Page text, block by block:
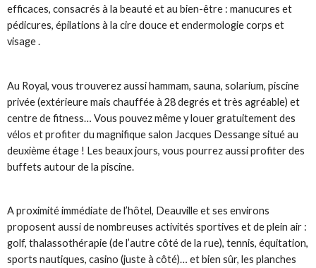
efficaces, consacrés à la beauté et au bien-être : manucures et
pédicures, épilations à la cire douce et endermologie corps et
visage .
Au Royal, vous trouverez aussi hammam, sauna, solarium, piscine
privée (extérieure mais chauffée à 28 degrés et très agréable) et
centre de fitness… Vous pouvez même y louer gratuitement des
vélos et profiter du magnifique salon Jacques Dessange situé au
deuxième étage ! Les beaux jours, vous pourrez aussi profiter des
buffets autour de la piscine.
A proximité immédiate de l’hôtel, Deauville et ses environs
proposent aussi de nombreuses activités sportives et de plein air :
golf, thalassothérapie (de l’autre côté de la rue), tennis, équitation,
sports nautiques, casino (juste à côté)… et bien sûr, les planches